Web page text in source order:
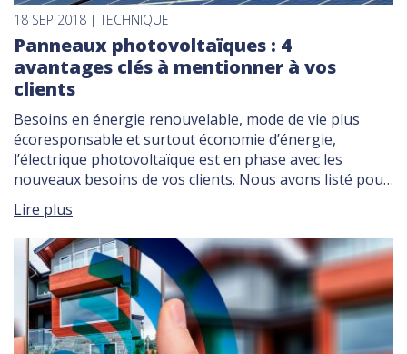
18 SEP 2018 | TECHNIQUE
Panneaux photovoltaïques : 4
avantages clés à mentionner à vos
clients
Besoins en énergie renouvelable, mode de vie plus
écoresponsable et surtout économie d’énergie,
l’électrique photovoltaïque est en phase avec les
nouveaux besoins de vos clients. Nous avons listé pour
vous 4 arguments à mettre en avant lors des premiers
échanges avec vos clients. Tendre vers
l’autoconsommation avec le photovoltaïque Captant
l’énergie du soleil via leurs […]
Lire plus